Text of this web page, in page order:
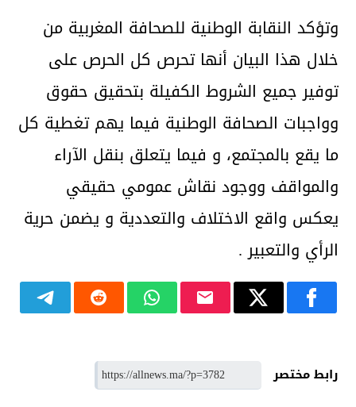
وتؤكد النقابة الوطنية للصحافة المغربية من
خلال هذا البيان أنها تحرص كل الحرص على
توفير جميع الشروط الكفيلة بتحقيق حقوق
وواجبات الصحافة الوطنية فيما يهم تغطية كل
ما يقع بالمجتمع، و فيما يتعلق بنقل الآراء
والمواقف ووجود نقاش عمومي حقيقي
يعكس واقع الاختلاف والتعددية و يضمن حرية
الرأي والتعبير .
رابط مختصر